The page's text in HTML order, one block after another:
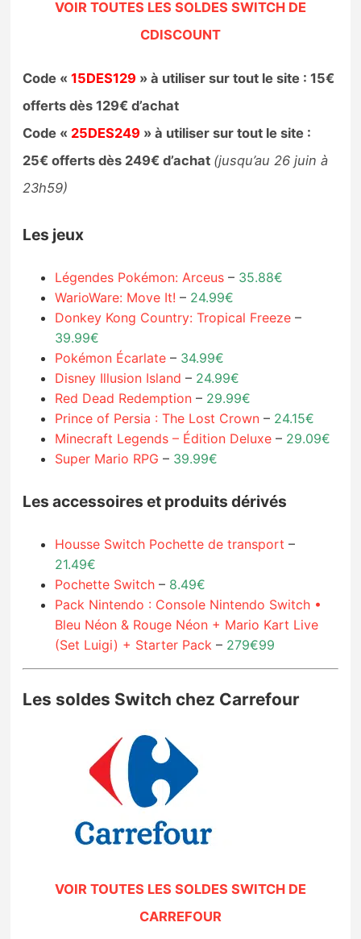
VOIR TOUTES LES SOLDES SWITCH DE
CDISCOUNT
Code «15DES129 » à utiliser sur tout le site : 15€
offerts dès 129€ d’achat
Code « 25DES249 » à utiliser sur tout le site :
25€ offerts dès 249€ d’achat (jusqu’au 26 juin à
23h59)
Les jeux
Légendes Pokémon: Arceus – 35.88€
WarioWare: Move It! – 24.99€
Donkey Kong Country: Tropical Freeze –
39.99€
Pokémon Écarlate – 34.99€
Disney Illusion Island – 24.99€
Red Dead Redemption – 29.99€
Prince of Persia : The Lost Crown – 24.15€
Minecraft Legends – Édition Deluxe – 29.09€
Super Mario RPG – 39.99€
Les accessoires et produits dérivés
Housse Switch Pochette de transport –
21.49€
Pochette Switch – 8.49€
Pack Nintendo : Console Nintendo Switch •
Bleu Néon & Rouge Néon + Mario Kart Live
(Set Luigi) + Starter Pack – 279€99
Les soldes Switch chez Carrefour
VOIR TOUTES LES SOLDES SWITCH DE
CARREFOUR